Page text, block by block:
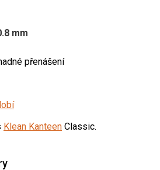
mm
přenášení
Klean Kanteen Classic.